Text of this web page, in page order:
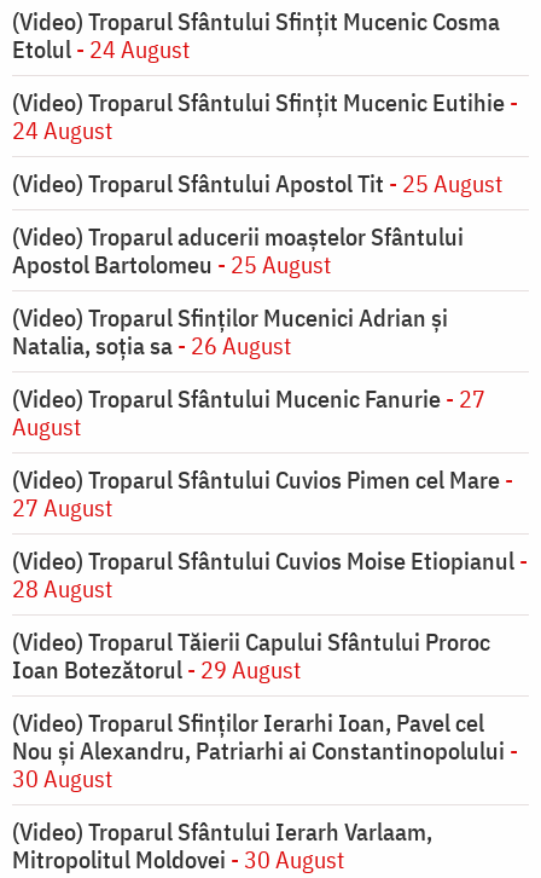
(Video) Troparul Sfântului Sfințit Mucenic Cosma
Etolul- 24 August
(Video) Troparul Sfântului Sfințit Mucenic Eutihie-
24 August
(Video) Troparul Sfântului Apostol Tit - 25 August
(Video) Troparul aducerii moaștelor Sfântului
Apostol Bartolomeu - 25 August
(Video) Troparul Sfinților Mucenici Adrian și
Natalia, soția sa- 26 August
(Video) Troparul Sfântului Mucenic Fanurie- 27
August
(Video) Troparul Sfântului Cuvios Pimen cel Mare-
27 August
(Video) Troparul Sfântului Cuvios Moise Etiopianul-
28 August
(Video) Troparul Tăierii Capului Sfântului Proroc
Ioan Botezătorul- 29 August
(Video) Troparul Sfinților Ierarhi Ioan, Pavel cel
Nou și Alexandru, Patriarhi ai Constantinopolului -
30 August
(Video) Troparul Sfântului Ierarh Varlaam,
Mitropolitul Moldovei - 30 August